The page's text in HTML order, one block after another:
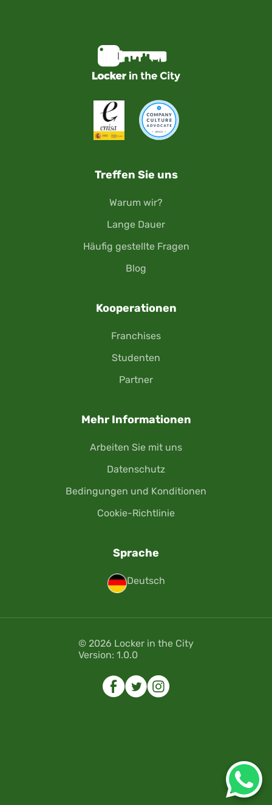
Treffen Sie uns
Warum wir?
Lange Dauer
Häufig gestellte Fragen
Blog
Kooperationen
Franchises
Studenten
Partner
Mehr Informationen
Arbeiten Sie mit uns
Datenschutz
Bedingungen und Konditionen
Cookie-Richtlinie
Sprache
Deutsch
© 2026 Locker in the City
Version: 1.0.0